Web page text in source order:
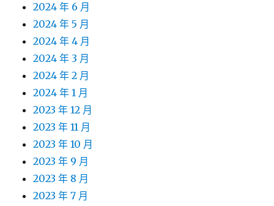
2024 年 6 月
2024 年 5 月
2024 年 4 月
2024 年 3 月
2024 年 2 月
2024 年 1 月
2023 年 12 月
2023 年 11 月
2023 年 10 月
2023 年 9 月
2023 年 8 月
2023 年 7 月